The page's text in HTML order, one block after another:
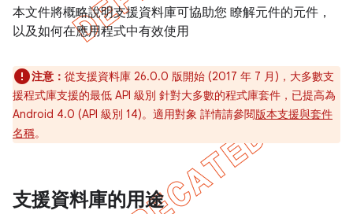
本文件將概略說明支援資料庫可協助您 瞭解元件的元件，
以及如何在應用程式中有效使用
注意： 從支援資料庫 26.0.0 版開始 (2017 年 7 月)，大多數支
援程式庫支援的最低 API 級別 針對大多數的程式庫套件，已提高為
Android 4.0 (API 級別 14)。適用對象 詳情請參閱版本支援與套件
名稱。
支援資料庫的用途